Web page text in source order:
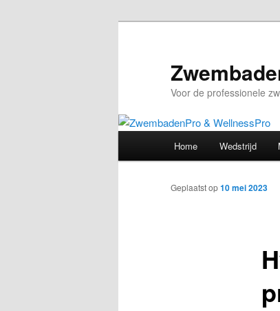
Voor de professionele
Home Wedstrijd
Geplaatst op10 mei 2023